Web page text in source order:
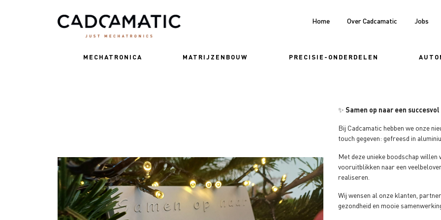
MECHATRONICA MATRIJZENBOUW PRECISIE-ONDERDELEN
Home Over Cadcamatic Jobs
✨ Samen op naar een
Bij Cadcamatic hebben we onze
touch gegeven: gefreesd in
Met deze unieke boodschap willen
vooruitblikken naar een
realiseren.
Wij wensen al onze klanten,
gezondheid en mooie